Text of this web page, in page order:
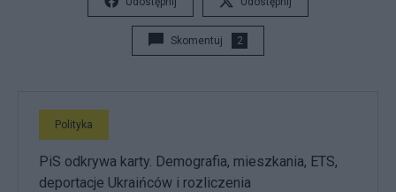
Skomentuj 2
Polityka
PiS odkrywa karty. Demografia, mieszkania, ETS,
deportacje Ukraińców i rozliczenia